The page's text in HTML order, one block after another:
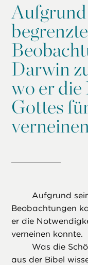
Aufgrund
Darwin
wo er
Gottes
Aufgrund
Beobachtungen
er die
verneinen konnte.
Was die
aus der Bibel